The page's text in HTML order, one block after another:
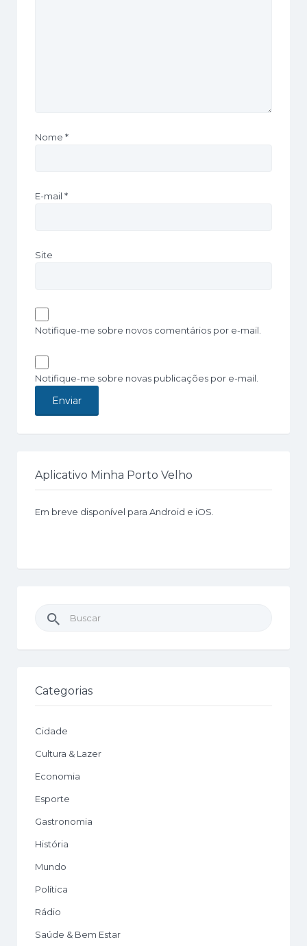
Nome *
E-mail *
Site
Notifique-me sobre novos comentários por e-mail.
Notifique-me sobre novas publicações por e-mail.
Aplicativo Minha Porto Velho
Em breve disponível para Android e iOS.
Buscar
Categorias
Cidade
Cultura & Lazer
Economia
Esporte
Gastronomia
História
Mundo
Política
Rádio
Saúde & Bem Estar